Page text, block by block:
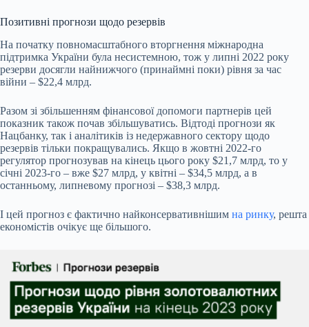
Позитивні прогнози щодо резервів
На початку повномасштабного вторгнення міжнародна
підтримка України була несистемною, тож у липні 2022 року
резерви досягли найнижчого (принаймні поки) рівня за час
війни – $22,4 млрд.
Разом зі збільшенням фінансової допомоги партнерів цей
показник також почав збільшуватись. Відтоді прогнози як
Нацбанку, так і аналітиків із недержавного сектору щодо
резервів тільки покращувались. Якщо в жовтні 2022-го
регулятор прогнозував на кінець цього року $21,7 млрд, то у
січні 2023-го – вже $27 млрд, у квітні – $34,5 млрд, а в
останньому, липневому прогнозі – $38,3 млрд.
І цей прогноз є фактично найконсервативнішим на ринку, решта
економістів очікує ще більшого.